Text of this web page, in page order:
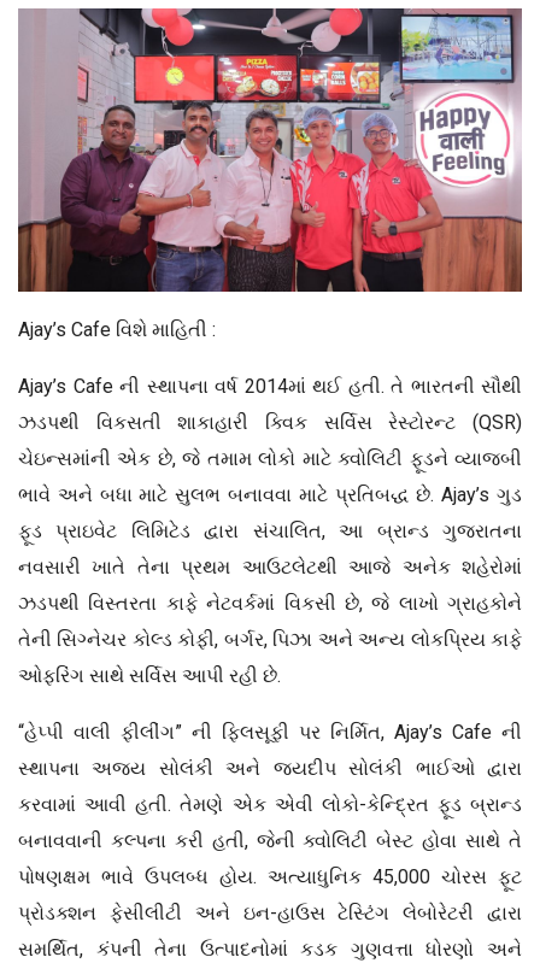
Ajay’s Cafe વિશે માહિતી :
Ajay’s Cafe ની સ્થાપના વર્ષ 2014માં થઈ હતી. તે ભારતની સૌથી
ઝડપથી વિકસતી શાકાહારી ક્વિક સર્વિસ રેસ્ટોરન્ટ (QSR)
ચેઇન્સમાંની એક છે, જે તમામ લોકો માટે ક્વોલિટી ફૂડને વ્યાજબી
ભાવે અને બધા માટે સુલભ બનાવવા માટે પ્રતિબદ્ધ છે. Ajay’s ગુડ
ફૂડ પ્રાઇવેટ લિમિટેડ દ્વારા સંચાલિત, આ બ્રાન્ડ ગુજરાતના
નવસારી ખાતે તેના પ્રથમ આઉટલેટથી આજે અનેક શહેરોમાં
ઝડપથી વિસ્તરતા કાફે નેટવર્કમાં વિકસી છે, જે લાખો ગ્રાહકોને
તેની સિગ્નેચર કોલ્ડ કોફી, બર્ગર, પિઝા અને અન્ય લોકપ્રિય કાફે
ઓફરિંગ સાથે સર્વિસ આપી રહી છે.
“હેપ્પી વાલી ફીલીંગ” ની ફિલસૂફી પર નિર્મિત, Ajay’s Cafe ની
સ્થાપના અજય સોલંકી અને જયદીપ સોલંકી ભાઈઓ દ્વારા
કરવામાં આવી હતી. તેમણે એક એવી લોકો-કેન્દ્રિત ફૂડ બ્રાન્ડ
બનાવવાની કલ્પના કરી હતી, જેની ક્વોલિટી બેસ્ટ હોવા સાથે તે
પોષણક્ષમ ભાવે ઉપલબ્ધ હોય. અત્યાધુનિક 45,000 ચોરસ ફૂટ
પ્રોડક્શન ફેસીલીટી અને ઇન-હાઉસ ટેસ્ટિંગ લેબોરેટરી દ્વારા
સમર્થિત, કંપની તેના ઉત્પાદનોમાં કડક ગુણવત્તા ધોરણો અને